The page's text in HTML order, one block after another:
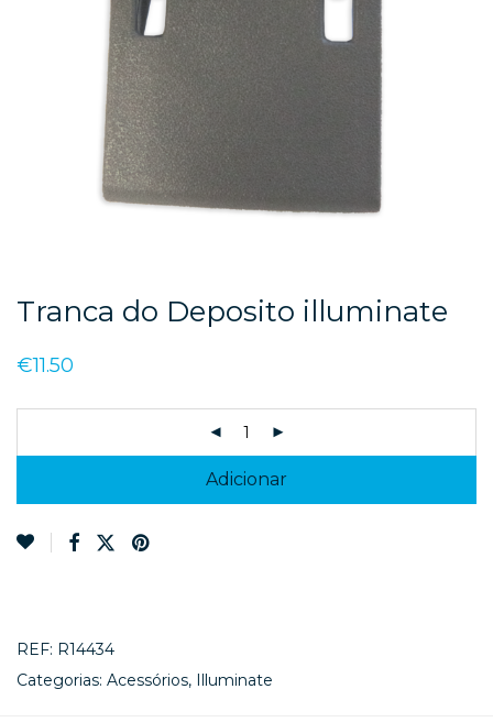
Tranca do Deposito illuminate
€11.50
Adicionar
REF: R14434
Categorias: Acessórios, Illuminate